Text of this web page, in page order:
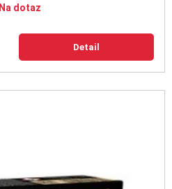
Na dotaz
Detail